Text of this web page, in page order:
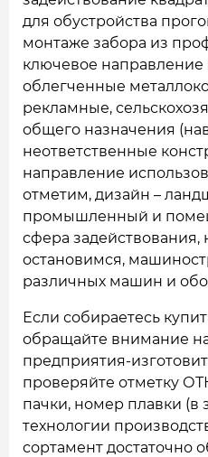
для обустройства
монтаже забора из
ключевое направление
облегченные
рекламные,
общего назначения
неответственные
направление
отметим, дизайн –
промышленный и
сфера задействования,
остановимся,
различных машин и
Если собираетесь
обращайте внимание
предприятия-
проверяйте отметку
пачки, номер плавки (в
технологии
сортамент достаточно